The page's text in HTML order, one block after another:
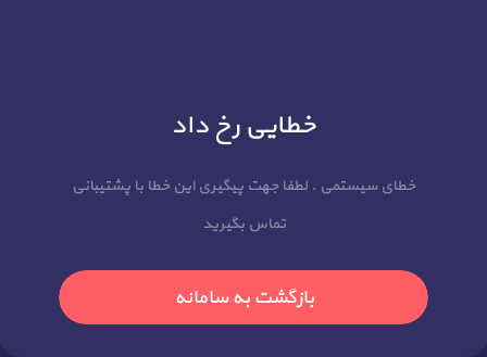
خطایی رخ داد
خطای سیستمی . لطفا جهت پیگیری این خطا با پشتیبانی
تماس بگیرید
بازگشت به سامانه